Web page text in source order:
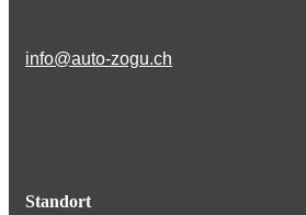
info@auto-zogu.ch
Standort